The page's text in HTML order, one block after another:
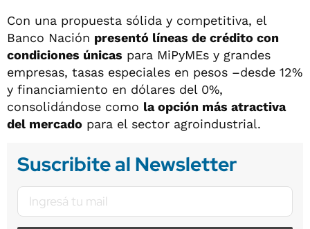
Con una propuesta sólida y competitiva, el
Banco Nación presentó líneas de crédito con
condiciones únicas para MiPyMEs y grandes
empresas, tasas especiales en pesos –desde 12%
y financiamiento en dólares del 0%,
consolidándose como la opción más atractiva
del mercado para el sector agroindustrial.
Suscribite al Newsletter